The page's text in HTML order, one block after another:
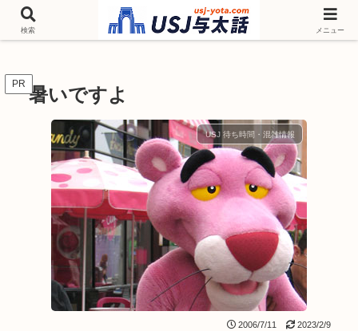
チケットやシーズンイベント ニンテンドーワールド アトラクションなどユニ
バを歩いて情報収集しています
PR 暑いですよ
USJ 待ち時間・混雑情報
2006/7/11 2023/2/9
検索 メニュー